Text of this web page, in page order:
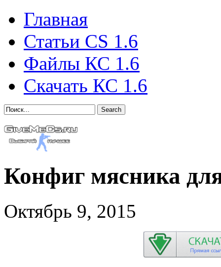
Главная
Статьи CS 1.6
Файлы КС 1.6
Скачать КС 1.6
Search
Конфиг мясника
Октябрь 9, 2015